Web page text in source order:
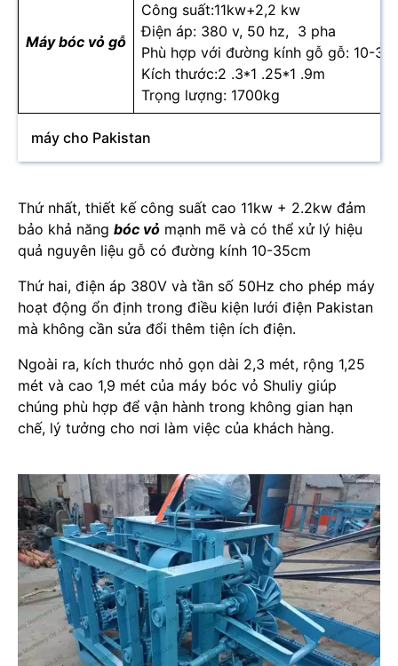
Máy bóc vỏ gỗ
Công suất:11kw+2,2 kw
Điện áp: 380 v, 50 hz, 3 pha
Phù hợp với đường kính gỗ gỗ: 10-
Kích thước:2 .3*1 .25*1 .9m
Trọng lượng: 1700kg
máy cho Pakistan
Thứ nhất, thiết kế công suất cao 11kw + 2.2kw đảm
bảo khả năng bóc vỏ mạnh mẽ và có thể xử lý hiệu
quả nguyên liệu gỗ có đường kính 10-35cm
Thứ hai, điện áp 380V và tần số 50Hz cho phép máy
hoạt động ổn định trong điều kiện lưới điện Pakistan
mà không cần sửa đổi thêm tiện ích điện.
Ngoài ra, kích thước nhỏ gọn dài 2,3 mét, rộng 1,25
mét và cao 1,9 mét của máy bóc vỏ Shuliy giúp
chúng phù hợp để vận hành trong không gian hạn
chế, lý tưởng cho nơi làm việc của khách hàng.